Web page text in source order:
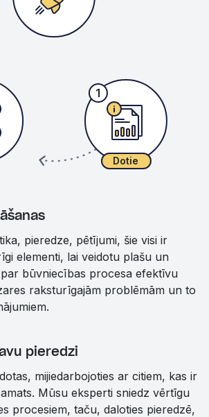
Dotie
1
pieredze, pētījumi, šie visi ir
elementi, lai veidotu plašu un
būvniecības procesa efektīvu
raksturīgajām problēmām un to
pieredzi
mijiedarbojoties ar citiem, kas ir
Mūsu eksperti sniedz vērtīgu
procesiem, taču, daloties pieredzē,